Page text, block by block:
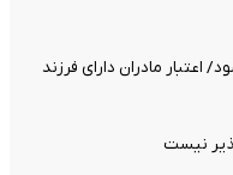
اعتبار مادران دارای فرزند
نیست